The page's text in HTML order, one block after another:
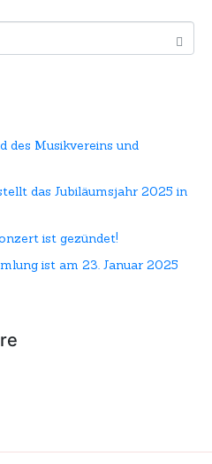
des Musikvereins und
das Jubiläumsjahr 2025 in
ist gezündet!
ist am 23. Januar 2025